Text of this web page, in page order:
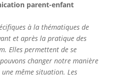
parent-enfant
à la thématiques de
et après la pratique des
Elles permettent de se
changer notre manière
une même situation. Les